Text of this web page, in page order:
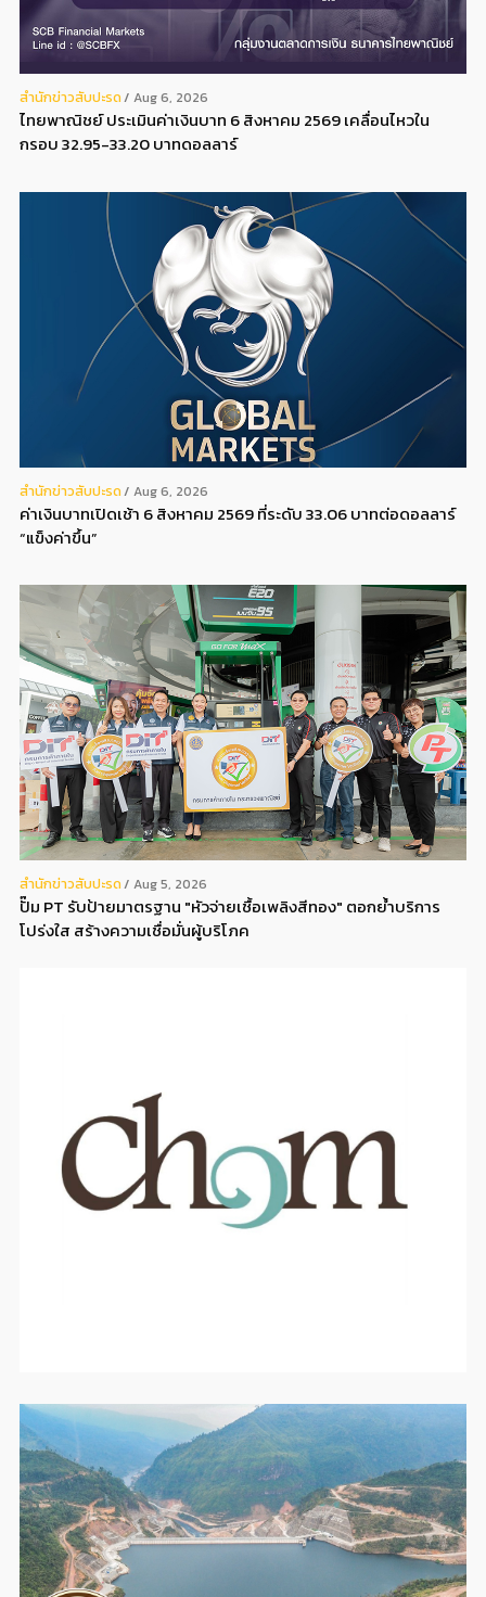
สํานักข่าวสับปะรด Aug 6, 2026
ไทยพาณิชย์ ประเมินค่าเงินบาท 6 สิงหาคม 2569 เคลื่อนไหวใน
กรอบ 32.95-33.20 บาทดอลลาร์
สํานักข่าวสับปะรด Aug 6, 2026
ค่าเงินบาทเปิดเช้า 6 สิงหาคม 2569 ที่ระดับ 33.06 บาทต่อดอลลาร์
“แข็งค่าขึ้น”
สํานักข่าวสับปะรด Aug 5, 2026
ปั๊ม PT รับป้ายมาตรฐาน "หัวจ่ายเชื้อเพลิงสีทอง" ตอกย้ำบริการ
โปร่งใส สร้างความเชื่อมั่นผู้บริโภค